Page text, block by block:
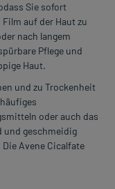
Sie sofort
auf der Haut zu
nach langem
Pflege und
Haut.
und zu Trockenheit
oder auch das
und geschmeidig
Avene Cicalfate